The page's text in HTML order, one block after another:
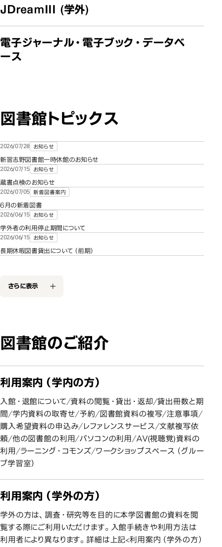
JDreamIII (学外)
電子ジャーナル・電子ブック・データベ
ース
図書館トピックス
2026/07/28 お知らせ
新習志野図書館一時休館のお知らせ
2026/07/15 お知らせ
蔵書点検のお知らせ
2026/07/05 新着図書案内
6月の新着図書
2026/06/15 お知らせ
学外者の利用停止期間について
2026/06/15 お知らせ
長期休暇図書貸出について（前期）
さらに表示
図書館のご紹介
利用案内（学内の方）
入館・退館について/資料の閲覧・貸出・返却/貸出冊数と期
間/学内資料の取寄せ/予約/図書館資料の複写/注意事項/
購入希望資料の申込み/レファレンスサービス/文献複写依
頼/他の図書館の利用/パソコンの利用/AV(視聴覚)資料の
利用/ラーニング・コモンズ/ワークショップスペース（グルー
プ学習室）
利用案内（学外の方）
学外の方は、調査・研究等を目的に本学図書館の資料を閲
覧する際にご利用いただけます。入館手続きや利用方法は
利用者により異なります。詳細は上記<利用案内（学外の方）